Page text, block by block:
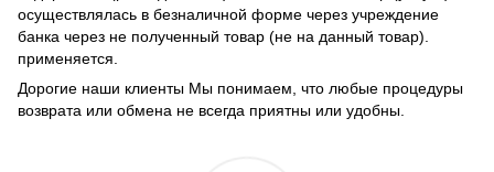
осуществлялась в безналичной форме через учреждение
банка через не полученный товар (не на данный товар).
применяется.
Дорогие наши клиенты Мы понимаем, что любые процедуры
возврата или обмена не всегда приятны или удобны.